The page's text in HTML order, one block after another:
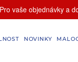
vaše objednávky a
NOVINKY